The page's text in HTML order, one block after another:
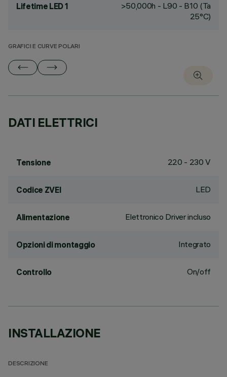
Lifetime LED 1
>50,000h - L90 - B10 (Ta
25°C)
GRAFICI E CURVE POLARI
DATI ELETTRICI
Tensione 220 - 230 V
Codice ZVEI LED
Alimentazione Elettronico Driver incluso
Opzioni di montaggio Integrato
Controllo On/off
INSTALLAZIONE
DESCRIZIONE